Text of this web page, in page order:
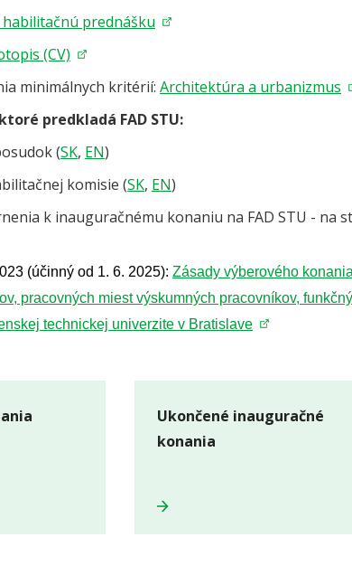
prednášku
(CV)
minimálnych kritérií: Architektúra a urbanizmus
predkladá FAD STU:
(SK, EN)
komisie (SK, EN)
k inauguračnému konaniu na FAD STU - na
(účinný od 1. 6. 2025): Zásady výberového
pracovných miest výskumných pracovníkov,
technickej univerzite v Bratislave
Ukončené inauguračné
konania